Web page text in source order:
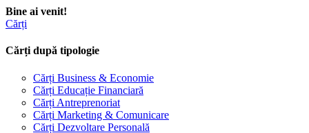
Bine ai venit!
Cărți
Cărți după tipologie
Cărți Business & Economie
Cărți Educație Financiară
Cărți Antreprenoriat
Cărți Marketing & Comunicare
Cărți Dezvoltare Personală